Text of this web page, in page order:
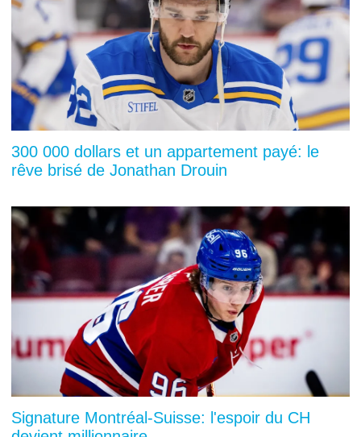
300 000 dollars et un appartement payé: le
rêve brisé de Jonathan Drouin
Signature Montréal-Suisse: l'espoir du CH